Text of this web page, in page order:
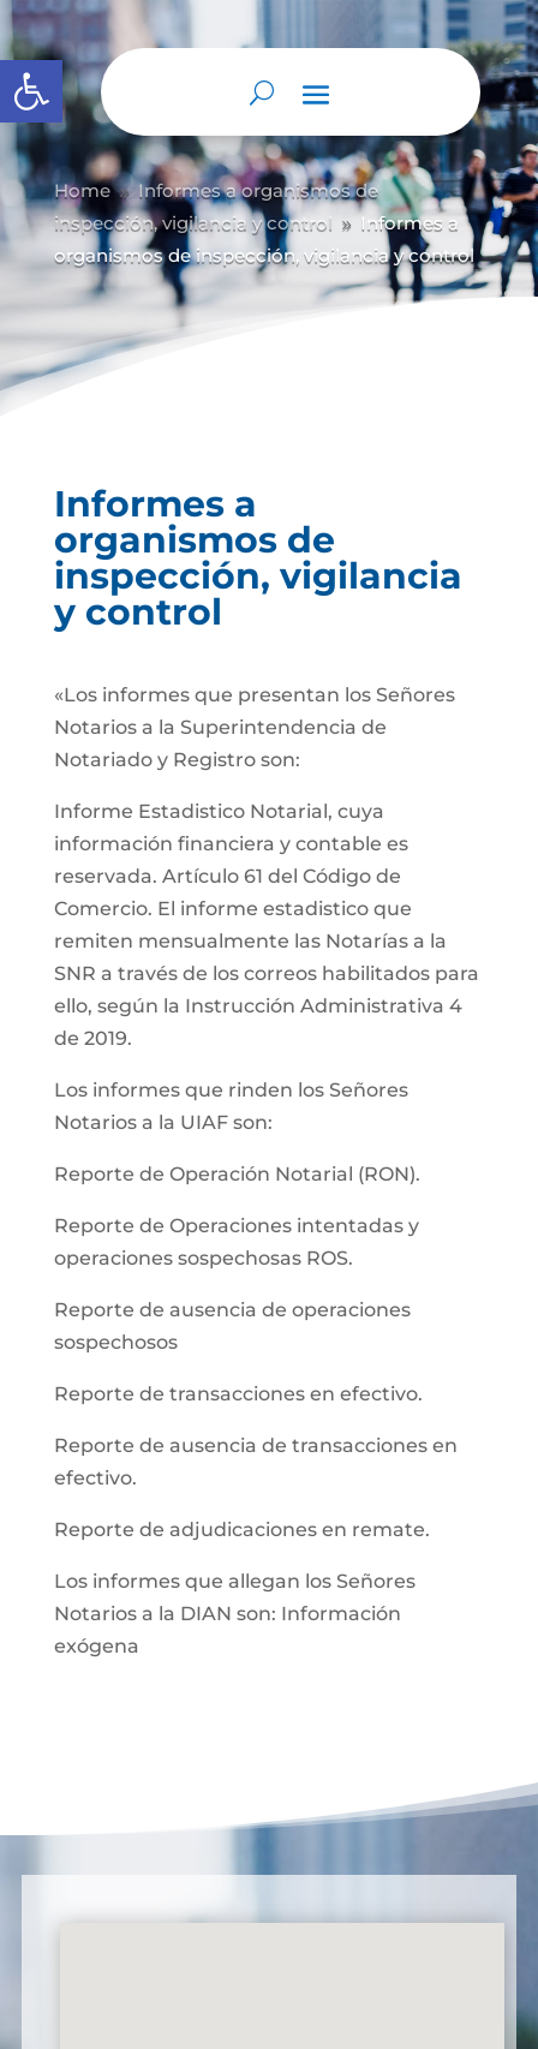
Abrir barra de herramientas
Home 9 Informes a organismos de
inspección, vigilancia y control 9
Informes a
organismos de inspección, vigilancia y control
Informes a
organismos de
inspección, vigilancia
y control
«Los informes que presentan los Señores
Notarios a la Superintendencia de
Notariado y Registro son:
Informe Estadistico Notarial, cuya
información financiera y contable es
reservada. Artículo 61 del Código de
Comercio. El informe estadistico que
remiten mensualmente las Notarías a la
SNR a través de los correos habilitados para
ello, según la Instrucción Administrativa 4
de 2019.
Los informes que rinden los Señores
Notarios a la UIAF son:
Reporte de Operación Notarial (RON).
Reporte de Operaciones intentadas y
operaciones sospechosas ROS.
Reporte de ausencia de operaciones
sospechosos
Reporte de transacciones en efectivo.
Reporte de ausencia de transacciones en
efectivo.
Reporte de adjudicaciones en remate.
Los informes que allegan los Señores
Notarios a la DIAN son: Información
exógena